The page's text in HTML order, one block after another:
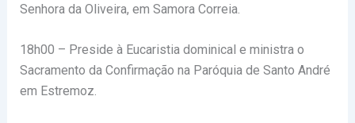
Senhora da Oliveira, em Samora Correia.
18h00 – Preside à Eucaristia dominical e ministra o
Sacramento da Confirmação na Paróquia de Santo André
em Estremoz.